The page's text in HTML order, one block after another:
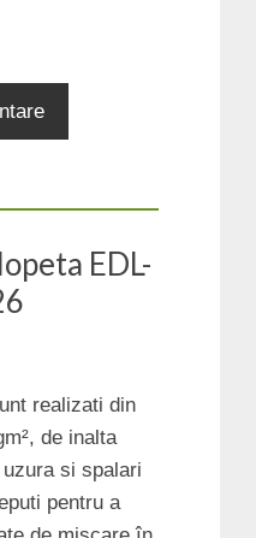
EDL-
realizati din
de inalta
si spalari
pentru a